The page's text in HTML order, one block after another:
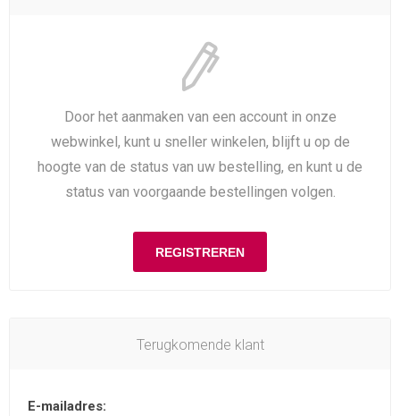
Door het aanmaken van een account in onze
webwinkel, kunt u sneller winkelen, blijft u op de
hoogte van de status van uw bestelling, en kunt u de
status van voorgaande bestellingen volgen.
Terugkomende klant
E-mailadres: